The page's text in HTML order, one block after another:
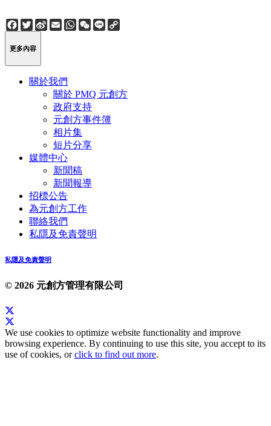
Facebook
Twitter
Sina
Weibo
EmailWhatsApp
WeChat
Line
更多內容
關於我們
關於 PMQ 元創方
政府支持
元創方事件簿
相片集
短片分享
媒體中心
新聞稿
新聞報導
招標公告
為元創方工作
聯絡我們
私隱及免責聲明
私隱及免責聲明
© 2026 元創方管理有限公司
We use cookies to optimize website functionality and improve
browsing experience. By continuing to use this site, you accept to its
use of cookies, orclick to find out more.